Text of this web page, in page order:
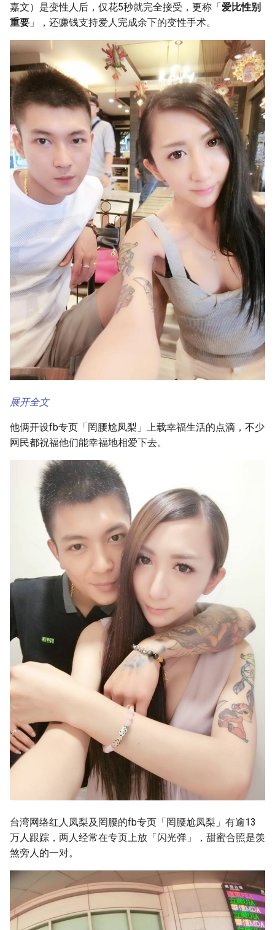
嘉文）是变性人后，仅花5秒就完全接受，更称「爱比性别
重要 」，还赚钱支持爱人完成余下的变性手术。
展开全文
他俩开设fb专页「罔腰尬凤梨」上载幸福生活的点滴，不少
网民都祝福他们能幸福地相爱下去。
台湾网络红人凤梨及罔腰的fb专页「罔腰尬凤梨」有逾13
万人跟踪，两人经常在专页上放「闪光弹」，甜蜜合照是羡
煞旁人的一对。